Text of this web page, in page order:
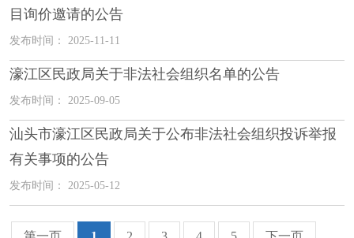
目询价邀请的公告
发布时间： 2025-11-11
濠江区民政局关于非法社会组织名单的公告
发布时间： 2025-09-05
汕头市濠江区民政局关于公布非法社会组织投诉举报
有关事项的公告
发布时间： 2025-05-12